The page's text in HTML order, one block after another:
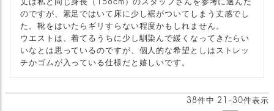
のですが、素足ではいて床に少し裾がついてしまう丈感でし
た。靴をはいたらギリすらない程度かもしれません。
ウエストは、着てるうちに少し馴染んで緩くなってきたらい
いなとは思っているのですが、個人的な希望としはストレッ
チかゴムが入っている仕様だと嬉しいです。
38件中 21 -30件表示